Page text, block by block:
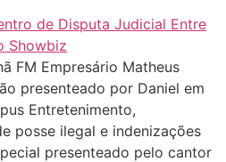
FM Empresário Matheus
presenteado por Daniel em
Entretenimento,
posse ilegal e indenizações
presenteado pelo cantor